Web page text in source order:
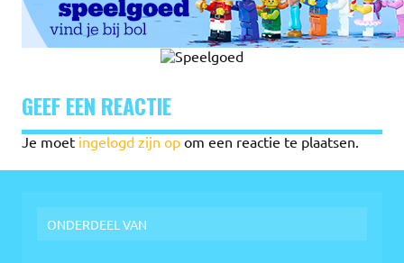
GEEF EEN REACTIE
Je moet ingelogd zijn op om een reactie te plaatsen.
ONDERDEEL VAN